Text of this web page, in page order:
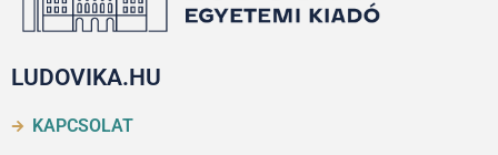
LUDOVIKA.HU
KAPCSOLAT